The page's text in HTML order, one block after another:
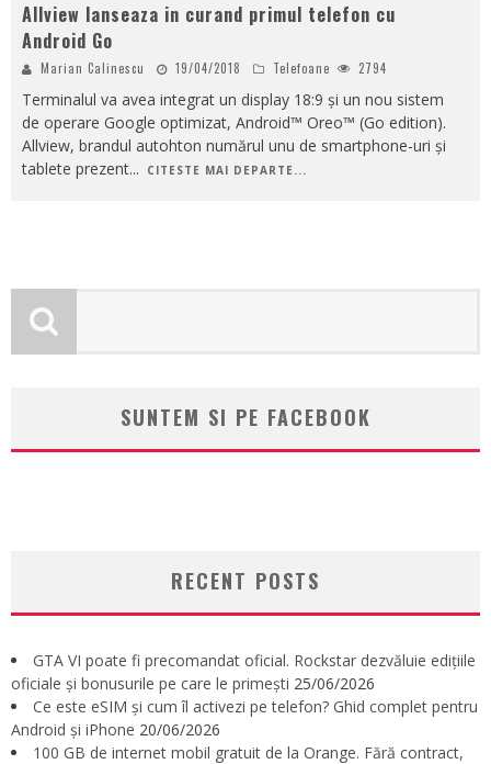
Allview lanseaza in curand primul telefon cu
Android Go
Marian Calinescu 19/04/2018 Telefoane 2794
Terminalul va avea integrat un display 18:9 și un nou sistem
de operare Google optimizat, Android™ Oreo™ (Go edition).
Allview, brandul autohton numărul unu de smartphone-uri și
tablete prezent... CITESTE MAI DEPARTE...
SUNTEM SI PE FACEBOOK
RECENT POSTS
GTA VI poate fi precomandat oficial. Rockstar dezvăluie edițiile
oficiale și bonusurile pe care le primești 25/06/2026
Ce este eSIM și cum îl activezi pe telefon? Ghid complet pentru
Android și iPhone 20/06/2026
100 GB de internet mobil gratuit de la Orange. Fără contract,